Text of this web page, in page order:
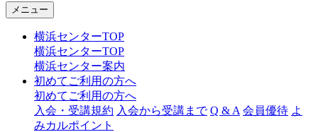
ャ
メニュー
横浜センターTOP
横浜センターTOP
横浜センター案内
初めてご利用の方へ
初めてご利用の方へ
入会・受講規約 入会から受講まで Q & A 会員優待 よ
みカルポイント